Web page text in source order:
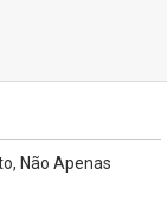
Não Apenas